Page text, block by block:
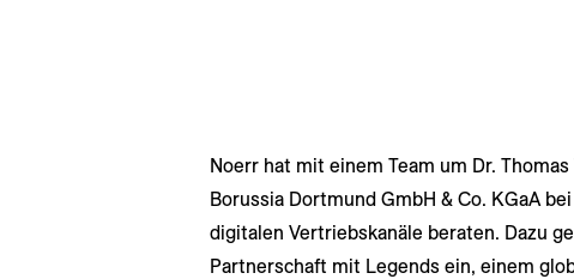
Noerr hat mit einem Team um Dr.
Borussia Dortmund GmbH & Co. KGaA
digitalen Vertriebskanäle beraten. Dazu
Partnerschaft mit Legends ein, einem